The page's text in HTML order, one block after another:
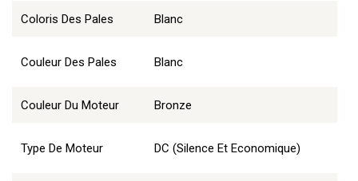
Coloris Des Pales Blanc
Couleur Des Pales Blanc
Couleur Du Moteur Bronze
Type De Moteur DC (Silence Et Economique)